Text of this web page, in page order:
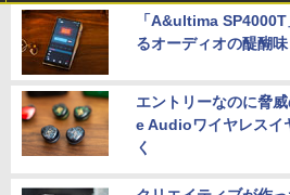
「A&ultima
るオーディオの醍醐味
エントリーなのに脅
e Audioワイヤレスイ
く